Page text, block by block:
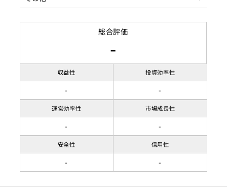
また、本物件は全世界上位10%のみが対象になるゲストチ
ョイス(シルバー)の獲得物件になりま
客単価／客室単価
間取り
2LDK
10名
階数
２階
築年数不明
土地権利
用途地域
準工業地域
駐車場
なし
建ぺい率
名義変更
賃料
165,000円
総合評価
-
収益性
-
投資効率性
-
運営効率性
-
市場成長性
-
安全性
-
信用性
-